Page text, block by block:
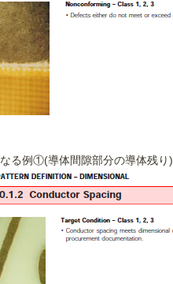
る例①(導体間隙部分の導体残り)